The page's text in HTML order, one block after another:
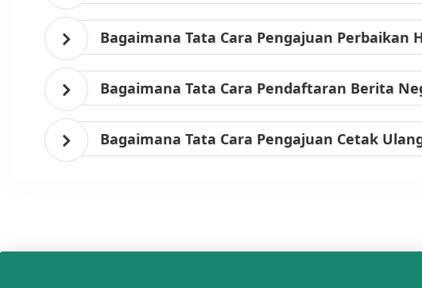
Bagaimana Tata Cara Pengajuan Perbaikan
Bagaimana Tata Cara Pendaftaran Berita
Bagaimana Tata Cara Pengajuan Cetak